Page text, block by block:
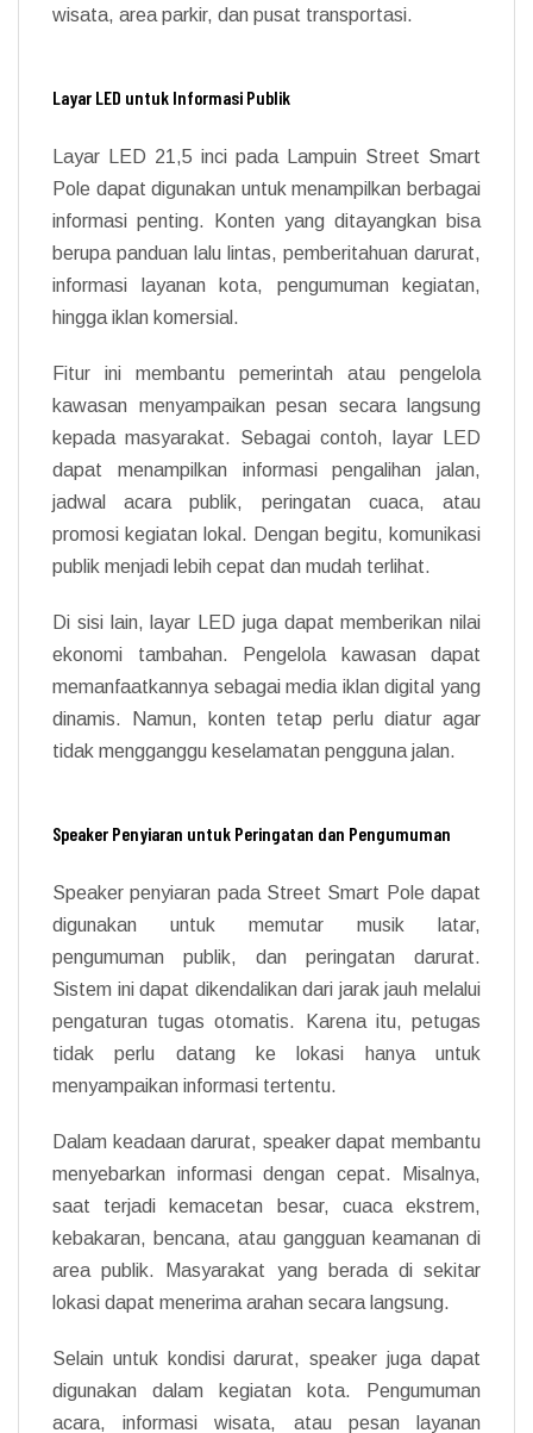
wisata, area parkir, dan pusat transportasi.
Layar LED untuk Informasi Publik
Layar LED 21,5 inci pada Lampuin Street Smart
Pole dapat digunakan untuk menampilkan berbagai
informasi penting. Konten yang ditayangkan bisa
berupa panduan lalu lintas, pemberitahuan darurat,
informasi layanan kota, pengumuman kegiatan,
hingga iklan komersial.
Fitur ini membantu pemerintah atau pengelola
kawasan menyampaikan pesan secara langsung
kepada masyarakat. Sebagai contoh, layar LED
dapat menampilkan informasi pengalihan jalan,
jadwal acara publik, peringatan cuaca, atau
promosi kegiatan lokal. Dengan begitu, komunikasi
publik menjadi lebih cepat dan mudah terlihat.
Di sisi lain, layar LED juga dapat memberikan nilai
ekonomi tambahan. Pengelola kawasan dapat
memanfaatkannya sebagai media iklan digital yang
dinamis. Namun, konten tetap perlu diatur agar
tidak mengganggu keselamatan pengguna jalan.
Speaker Penyiaran untuk Peringatan dan Pengumuman
Speaker penyiaran pada Street Smart Pole dapat
digunakan untuk memutar musik latar,
pengumuman publik, dan peringatan darurat.
Sistem ini dapat dikendalikan dari jarak jauh melalui
pengaturan tugas otomatis. Karena itu, petugas
tidak perlu datang ke lokasi hanya untuk
menyampaikan informasi tertentu.
Dalam keadaan darurat, speaker dapat membantu
menyebarkan informasi dengan cepat. Misalnya,
saat terjadi kemacetan besar, cuaca ekstrem,
kebakaran, bencana, atau gangguan keamanan di
area publik. Masyarakat yang berada di sekitar
lokasi dapat menerima arahan secara langsung.
Selain untuk kondisi darurat, speaker juga dapat
digunakan dalam kegiatan kota. Pengumuman
acara, informasi wisata, atau pesan layanan